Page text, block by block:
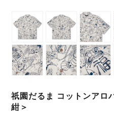
祇園だるま コットンアロ
紺＞